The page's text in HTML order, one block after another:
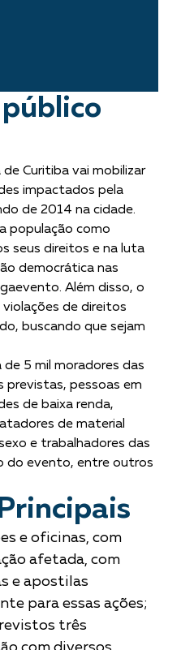
Curitiba vai mobilizar
impactados pela
de 2014 na cidade.
população como
seus direitos e na luta
democrática nas
Além disso, o
de direitos
buscando que sejam
de 5 mil moradores das
previstas, pessoas em
de baixa renda,
de material
e trabalhadores das
do evento, entre outros
e oficinas, com
afetada, com
e apostilas
para essas ações;
três